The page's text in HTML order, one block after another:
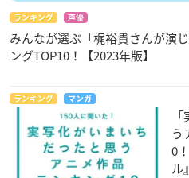
ランキング 声優
みんなが選ぶ「梶裕貴さんが演
ングTOP10！【2023年版】
ランキング マンガ
う
0
ル